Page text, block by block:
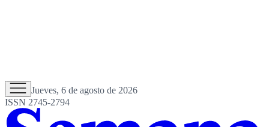
Jueves, 6 de agosto de 2026
ISSN 2745-2794